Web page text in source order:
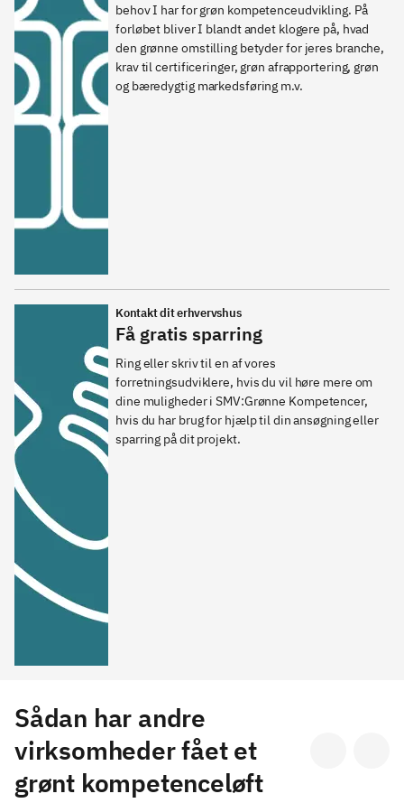
behov I har for grøn kompetenceudvikling. På
forløbet bliver I blandt andet klogere på, hvad
den grønne omstilling betyder for jeres branche,
krav til certificeringer, grøn afrapportering, grøn
og bæredygtig markedsføring m.v.
Kontakt dit erhvervshus
Få gratis sparring
Ring eller skriv til en af vores
forretningsudviklere, hvis du vil høre mere om
dine muligheder i SMV:Grønne Kompetencer,
hvis du har brug for hjælp til din ansøgning eller
sparring på dit projekt.
Sådan har andre
virksomheder fået et
grønt kompetenceløft